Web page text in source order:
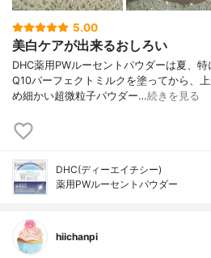
5.00
美白ケアが出来るおしろい
DHC薬用PWルーセントパウダーは夏、
Q10パーフェクトミルクを塗ってから、
め細かい超微粒子パウダー…続きを見る
DHC(ディーエイチシー)
薬用PWルーセントパウダー
hiichanpi